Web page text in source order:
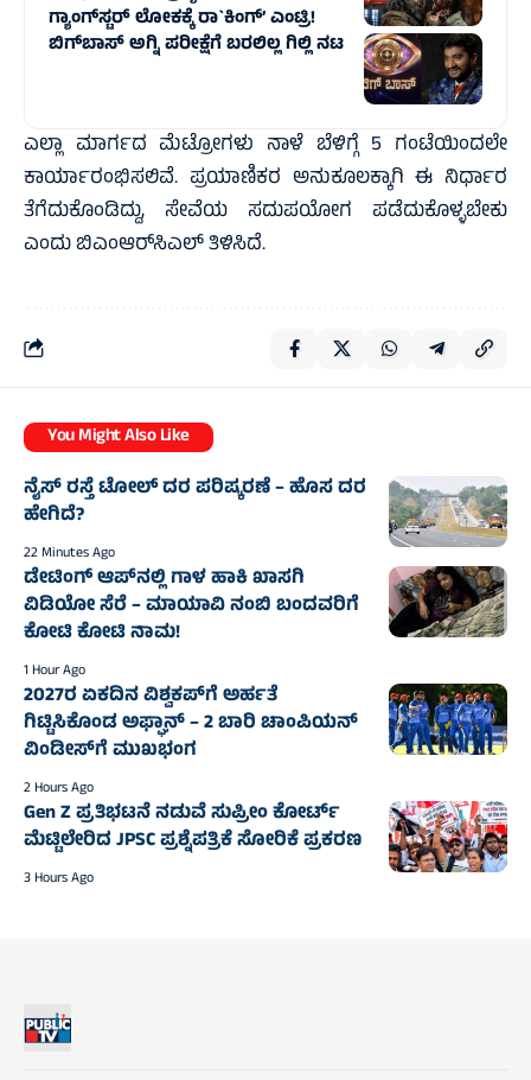
ಗ್ಯಾಂಗ್‌ಸ್ಟರ್‌ ಲೋಕಕ್ಕೆ ರಾ`ಕಿಂಗ್‌’ ಎಂಟ್ರಿ!
ಬಿಗ್‌ಬಾಸ್ ಅಗ್ನಿ ಪರೀಕ್ಷೆಗೆ ಬರಲಿಲ್ಲ ಗಿಲ್ಲಿ ನಟ
ಎಲ್ಲಾ ಮಾರ್ಗದ ಮೆಟ್ರೋಗಳು ನಾಳೆ ಬೆಳಿಗ್ಗೆ 5 ಗಂಟೆಯಿಂದಲೇ
ಕಾರ್ಯಾರಂಭಿಸಲಿವೆ. ಪ್ರಯಾಣಿಕರ ಅನುಕೂಲಕ್ಕಾಗಿ ಈ ನಿರ್ಧಾರ
ತೆಗೆದುಕೊಂಡಿದ್ದು, ಸೇವೆಯ ಸದುಪಯೋಗ ಪಡೆದುಕೊಳ್ಳಬೇಕು
ಎಂದು ಬಿಎಂಆರ್‌ಸಿಎಲ್‌ ತಿಳಿಸಿದೆ.
You Might Also Like
ನೈಸ್‌ ರಸ್ತೆ ಟೋಲ್‌ ದರ ಪರಿಷ್ಕರಣೆ – ಹೊಸ ದರ
ಹೇಗಿದೆ?
22 Minutes Ago
ಡೇಟಿಂಗ್ ಆಪ್‌ನಲ್ಲಿ ಗಾಳ ಹಾಕಿ ಖಾಸಗಿ
ವಿಡಿಯೋ ಸೆರೆ – ಮಾಯಾವಿ ನಂಬಿ ಬಂದವರಿಗೆ
ಕೋಟಿ ಕೋಟಿ ನಾಮ!
1 Hour Ago
2027ರ ಏಕದಿನ ವಿಶ್ವಕಪ್‌ಗೆ ಅರ್ಹತೆ
ಗಿಟ್ಟಿಸಿಕೊಂಡ ಅಫ್ಘಾನ್‌ – 2 ಬಾರಿ ಚಾಂಪಿಯನ್‌
ವಿಂಡೀಸ್‌ಗೆ ಮುಖಭಂಗ
2 Hours Ago
Gen Z ಪ್ರತಿಭಟನೆ ನಡುವೆ ಸುಪ್ರೀಂ ಕೋರ್ಟ್‌
ಮೆಟ್ಟಿಲೇರಿದ JPSC ಪ್ರಶ್ನೆಪತ್ರಿಕೆ ಸೋರಿಕೆ ಪ್ರಕರಣ
3 Hours Ago